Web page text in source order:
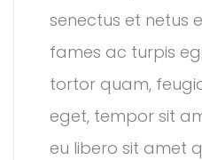
senectus et netus
fames ac turpis
tortor quam,
eget, tempor sit
eu libero sit amet